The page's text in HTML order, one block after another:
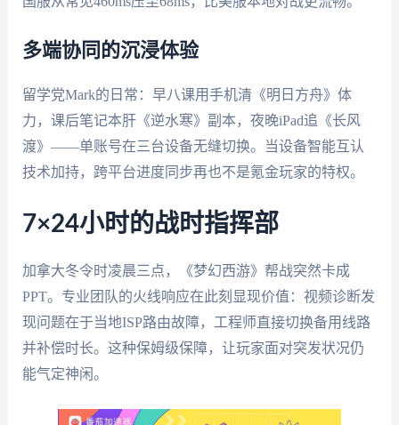
多端协同的沉浸体验
留学党Mark的日常：早八课用手机清《明日方舟》体
力，课后笔记本肝《逆水寒》副本，夜晚iPad追《长风
渡》——单账号在三台设备无缝切换。当设备智能互认
技术加持，跨平台进度同步再也不是氪金玩家的特权。
7×24小时的战时指挥部
加拿大冬令时凌晨三点，《梦幻西游》帮战突然卡成
PPT。专业团队的火线响应在此刻显现价值：视频诊断发
现问题在于当地ISP路由故障，工程师直接切换备用线路
并补偿时长。这种保姆级保障，让玩家面对突发状况仍
能气定神闲。